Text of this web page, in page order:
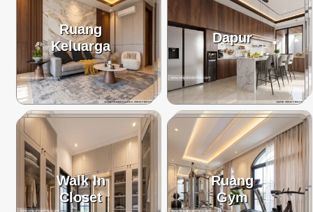
Ruang
Keluarga
Dapur
Walk In
Closet
Ruang
Gym